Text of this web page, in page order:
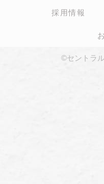
採用情報
©セントラ